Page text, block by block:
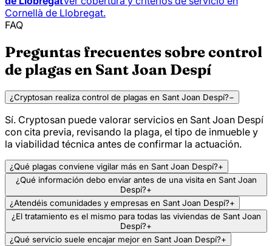
Cornellà de Llobregat.
FAQ
Preguntas frecuentes sobre control
de plagas en Sant Joan Despí
¿Cryptosan realiza control de plagas en Sant Joan Despí?−
Sí. Cryptosan puede valorar servicios en Sant Joan Despí
con cita previa, revisando la plaga, el tipo de inmueble y
la viabilidad técnica antes de confirmar la actuación.
¿Qué plagas conviene vigilar más en Sant Joan Despí?+
¿Qué información debo enviar antes de una visita en Sant Joan
Despí?+
¿Atendéis comunidades y empresas en Sant Joan Despí?+
¿El tratamiento es el mismo para todas las viviendas de Sant Joan
Despí?+
¿Qué servicio suele encajar mejor en Sant Joan Despí?+